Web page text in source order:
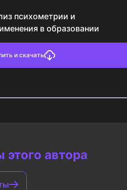
психометрии и
в образовании
и скачать
этого автора